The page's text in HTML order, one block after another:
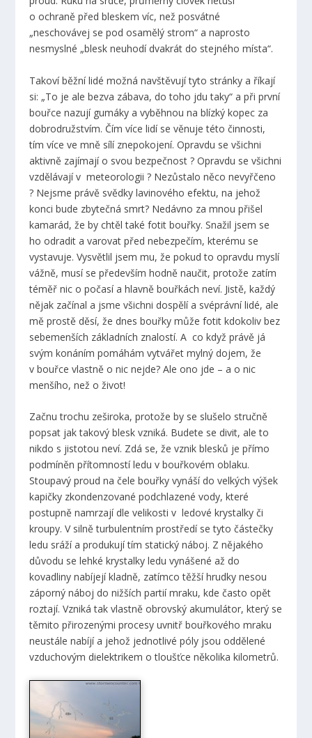
o ochraně před bleskem víc, než posvátné
„neschovávej se pod osamělý strom“ a naprosto
nesmyslné „blesk neuhodí dvakrát do stejného místa“.
Takoví běžní lidé možná navštěvují tyto stránky a říkají
si: „To je ale bezva zábava, do toho jdu taky“ a při první
bouřce nazují gumáky a vyběhnou na blízký kopec za
dobrodružstvím. Čím více lidí se věnuje této činnosti,
tím více ve mně sílí znepokojení. Opravdu se všichni
aktivně zajímají o svou bezpečnost ? Opravdu se všichni
vzdělávají v meteorologii ? Nezůstalo něco nevyřčeno
? Nejsme právě svědky lavinového efektu, na jehož
konci bude zbytečná smrt? Nedávno za mnou přišel
kamarád, že by chtěl také fotit bouřky. Snažil jsem se
ho odradit a varovat před nebezpečím, kterému se
vystavuje. Vysvětlil jsem mu, že pokud to opravdu myslí
vážně, musí se především hodně naučit, protože zatím
téměř nic o počasí a hlavně bouřkách neví. Jistě, každý
nějak začínal a jsme všichni dospělí a svéprávní lidé, ale
mě prostě děsí, že dnes bouřky může fotit kdokoliv bez
sebemenších základních znalostí. A co když právě já
svým konáním pomáhám vytvářet mylný dojem, že
v bouřce vlastně o nic nejde? Ale ono jde – a o nic
menšího, než o život!
Začnu trochu zeširoka, protože by se slušelo stručně
popsat jak takový blesk vzniká. Budete se divit, ale to
nikdo s jistotou neví. Zdá se, že vznik blesků je přímo
podmíněn přítomností ledu v bouřkovém oblaku.
Stoupavý proud na čele bouřky vynáší do velkých výšek
kapičky zkondenzované podchlazené vody, které
postupně namrzají dle velikosti v ledové krystalky či
kroupy. V silně turbulentním prostředí se tyto částečky
ledu sráží a produkují tím statický náboj. Z nějakého
důvodu se lehké krystalky ledu vynášené až do
kovadliny nabíjejí kladně, zatímco těžší hrudky nesou
záporný náboj do nižších partií mraku, kde často opět
roztají. Vzniká tak vlastně obrovský akumulátor, který se
těmito přirozenými procesy uvnitř bouřkového mraku
neustále nabíjí a jehož jednotlivé póly jsou oddělené
vzduchovým dielektrikem o tloušťce několika kilometrů.